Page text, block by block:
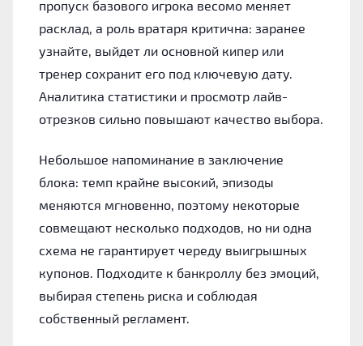
пропуск базового игрока весомо меняет
расклад, а роль вратаря критична: заранее
узнайте, выйдет ли основной кипер или
тренер сохранит его под ключевую дату.
Аналитика статистики и просмотр лайв-
отрезков сильно повышают качество выбора.
Небольшое напоминание в заключение
блока: темп крайне высокий, эпизоды
меняются мгновенно, поэтому некоторые
совмещают несколько подходов, но ни одна
схема не гарантирует череду выигрышных
купонов. Подходите к банкроллу без эмоций,
выбирая степень риска и соблюдая
собственный регламент.